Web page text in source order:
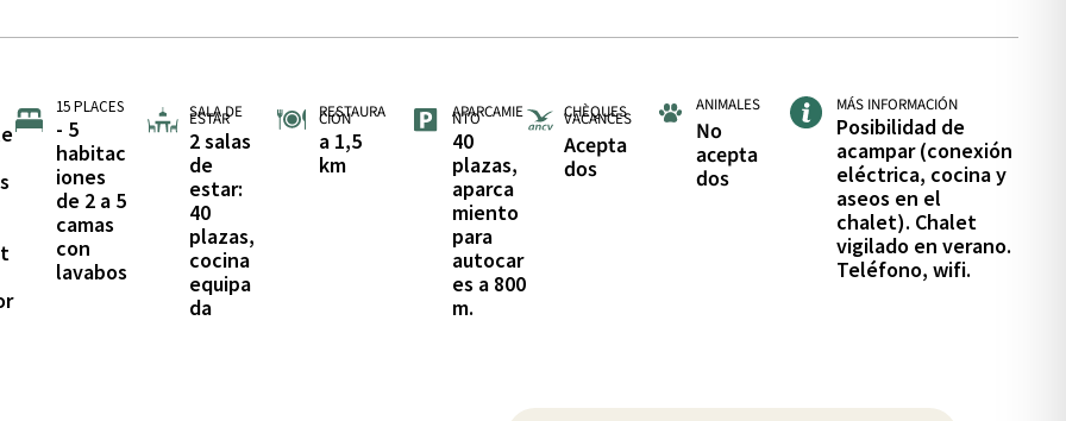
15 PLACES
- 5
habitac
iones
de 2 a 5
camas
con
lavabos
SALA DE
ESTAR
2 salas
de
estar:
40
plazas,
cocina
equipa
da
RESTAURA
CIÓN
a 1,5
km
APARCAMIE
NTO
40
plazas,
aparca
miento
para
autocar
es a 800
m.
CHÈQUES
VACANCES
Acepta
dos
ANIMALES
No
acepta
dos
MÁS INFORMACIÓN
Posibilidad de
acampar (conexión
eléctrica, cocina y
aseos en el
chalet). Chalet
vigilado en verano.
Teléfono, wifi.